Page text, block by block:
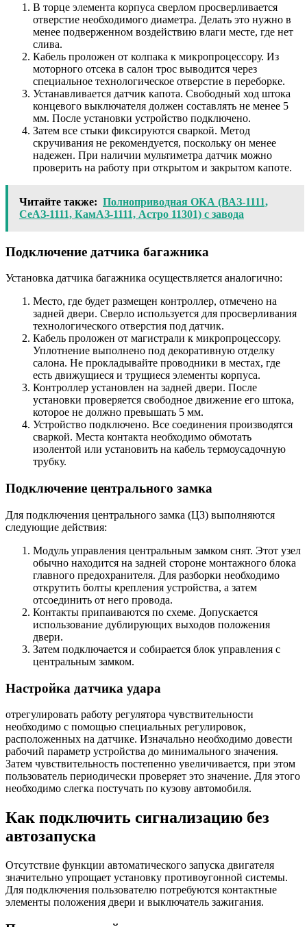
В торце элемента корпуса сверлом просверливается
отверстие необходимого диаметра. Делать это нужно в
менее подверженном воздействию влаги месте, где нет
слива.
Кабель проложен от колпака к микропроцессору. Из
моторного отсека в салон трос выводится через
специальное технологическое отверстие в переборке.
Устанавливается датчик капота. Свободный ход штока
концевого выключателя должен составлять не менее 5
мм. После установки устройство подключено.
Затем все стыки фиксируются сваркой. Метод
скручивания не рекомендуется, поскольку он менее
надежен. При наличии мультиметра датчик можно
проверить на работу при открытом и закрытом капоте.
Читайте также: Полноприводная ОКА (ВАЗ-1111,
СеАЗ-1111, КамАЗ-1111, Астро 11301) с завода
Подключение датчика багажника
Установка датчика багажника осуществляется аналогично:
Место, где будет размещен контроллер, отмечено на
задней двери. Сверло используется для просверливания
технологического отверстия под датчик.
Кабель проложен от магистрали к микропроцессору.
Уплотнение выполнено под декоративную отделку
салона. Не прокладывайте проводники в местах, где
есть движущиеся и трущиеся элементы корпуса.
Контроллер установлен на задней двери. После
установки проверяется свободное движение его штока,
которое не должно превышать 5 мм.
Устройство подключено. Все соединения производятся
сваркой. Места контакта необходимо обмотать
изолентой или установить на кабель термоусадочную
трубку.
Подключение центрального замка
Для подключения центрального замка (ЦЗ) выполняются
следующие действия:
Модуль управления центральным замком снят. Этот узел
обычно находится на задней стороне монтажного блока
главного предохранителя. Для разборки необходимо
открутить болты крепления устройства, а затем
отсоединить от него провода.
Контакты припаиваются по схеме. Допускается
использование дублирующих выходов положения
двери.
Затем подключается и собирается блок управления с
центральным замком.
Настройка датчика удара
отрегулировать работу регулятора чувствительности
необходимо с помощью специальных регулировок,
расположенных на датчике. Изначально необходимо довести
рабочий параметр устройства до минимального значения.
Затем чувствительность постепенно увеличивается, при этом
пользователь периодически проверяет это значение. Для этого
необходимо слегка постучать по кузову автомобиля.
Как подключить сигнализацию без
автозапуска
Отсутствие функции автоматического запуска двигателя
значительно упрощает установку противоугонной системы.
Для подключения пользователю потребуются контактные
элементы положения двери и выключатель зажигания.